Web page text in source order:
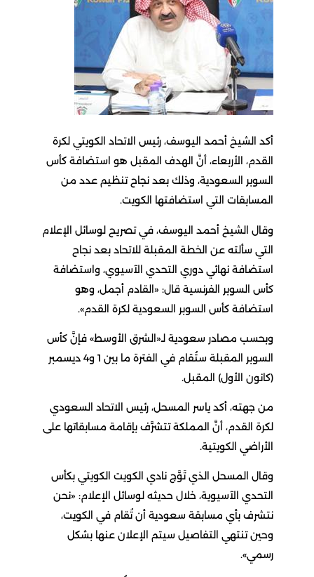
أكد الشيخ أحمد اليوسف، رئيس الاتحاد الكويتي لكرة
القدم، الأربعاء، أنَّ الهدف المقبل هو استضافة كأس
السوبر السعودية، وذلك بعد نجاح تنظيم عدد من
المسابقات التي استضافتها الكويت.
وقال الشيخ أحمد اليوسف، في تصريح لوسائل الإعلام
التي سألته عن الخطة المقبلة للاتحاد بعد نجاح
استضافة نهائي دوري التحدي الآسيوي، واستضافة
كأس السوبر الفرنسية قال: «القادم أجمل، وهو
استضافة كأس السوبر السعودية لكرة القدم».
وبحسب مصادر سعودية لـ«الشرق الأوسط» فإنَّ كأس
السوبر المقبلة ستُقام في الفترة ما بين 1 و4 ديسمبر
(كانون الأول) المقبل.
من جهته، أكد ياسر المسحل، رئيس الاتحاد السعودي
لكرة القدم، أنَّ المملكة تتشرَّف بإقامة مسابقاتها على
الأراضي الكويتية.
وقال المسحل الذي تَوَّج نادي الكويت الكويتي بكأس
التحدي الآسيوية، خلال حديثه لوسائل الإعلام: «نحن
نتشرف بأي مسابقة سعودية أن تُقام في الكويت،
وحين تنتهي التفاصيل سيتم الإعلان عنها بشكل
رسمي».